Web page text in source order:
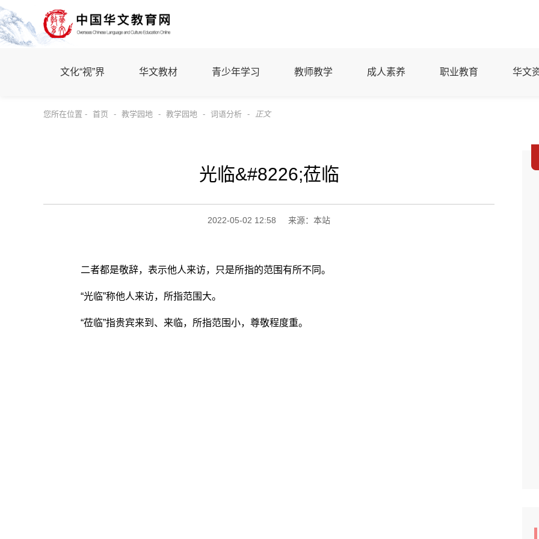
文化“视”界 华文教材 青少年学习 教师教学 成人素养 职业教育 华文
您所在位置 - 首页 - 教学园地 - 教学园地 - 词语分析 - 正文
光临&#8226;莅临
2022-05-02 12:58 来源：本站
二者都是敬辞，表示他人来访，只是所指的范围有所不同。
“光临”称他人来访，所指范围大。
“莅临”指贵宾来到、来临，所指范围小，尊敬程度重。